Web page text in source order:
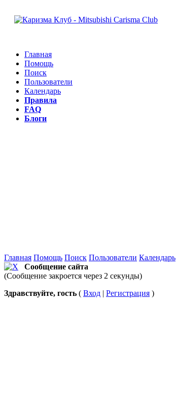
Главная
Помощь
Поиск
Пользователи
Календарь
Правила
FAQ
Блоги
Главная Помощь Поиск Пользователи Календарь
Сообщение сайта
(Сообщение закроется через 2 секунды)
Здравствуйте, гость ( Вход | Регистрация )